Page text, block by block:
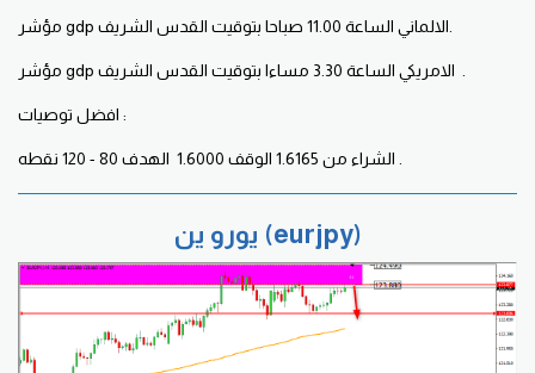
مؤشر gdp الالماني الساعة 11.00 صباحا بتوقيت القدس الشريف.
مؤشر gdp الامريكي الساعة 3.30 مساءا بتوقيت القدس الشريف .
افضل توصيات :
الشراء من 1.6165 الوقف 1.6000 الهدف 80 - 120 نقطه .
يورو ين (eurjpy)